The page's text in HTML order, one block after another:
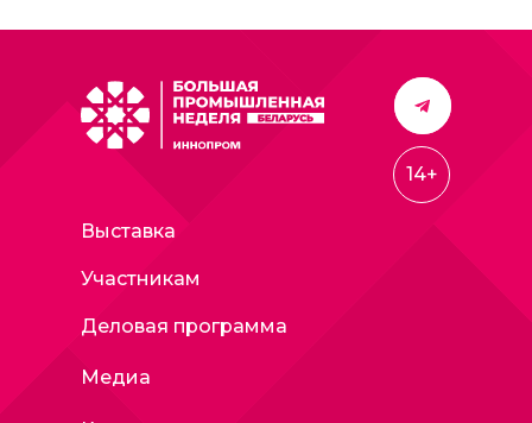
Выставка
Участникам
Деловая программа
Медиа
14+